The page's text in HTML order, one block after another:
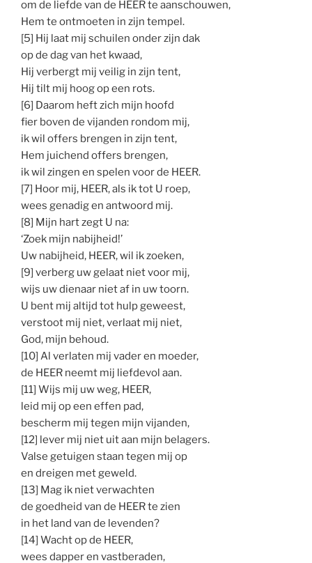
om de liefde van de HEER te aanschouwen,
Hem te ontmoeten in zijn tempel.
[5] Hij laat mij schuilen onder zijn dak
op de dag van het kwaad,
Hij verbergt mij veilig in zijn tent,
Hij tilt mij hoog op een rots.
[6] Daarom heft zich mijn hoofd
fier boven de vijanden rondom mij,
ik wil offers brengen in zijn tent,
Hem juichend offers brengen,
ik wil zingen en spelen voor de HEER.
[7] Hoor mij, HEER, als ik tot U roep,
wees genadig en antwoord mij.
[8] Mijn hart zegt U na:
‘Zoek mijn nabijheid!’
Uw nabijheid, HEER, wil ik zoeken,
[9] verberg uw gelaat niet voor mij,
wijs uw dienaar niet af in uw toorn.
U bent mij altijd tot hulp geweest,
verstoot mij niet, verlaat mij niet,
God, mijn behoud.
[10] Al verlaten mij vader en moeder,
de HEER neemt mij liefdevol aan.
[11] Wijs mij uw weg, HEER,
leid mij op een effen pad,
bescherm mij tegen mijn vijanden,
[12] lever mij niet uit aan mijn belagers.
Valse getuigen staan tegen mij op
en dreigen met geweld.
[13] Mag ik niet verwachten
de goedheid van de HEER te zien
in het land van de levenden?
[14] Wacht op de HEER,
wees dapper en vastberaden,